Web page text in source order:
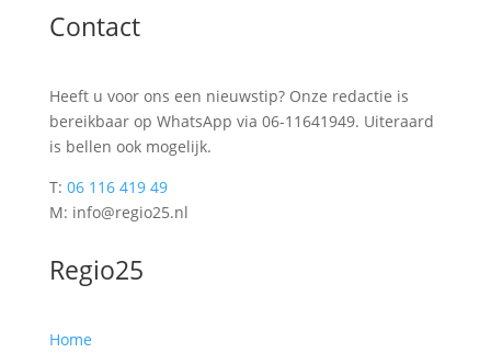
Contact
Heeft u voor ons een nieuwstip? Onze redactie is
bereikbaar op WhatsApp via 06-11641949. Uiteraard
is bellen ook mogelijk.
T: 06 116 419 49
M: info@regio25.nl
Regio25
Home